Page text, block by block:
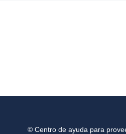
© Centro de ayuda para